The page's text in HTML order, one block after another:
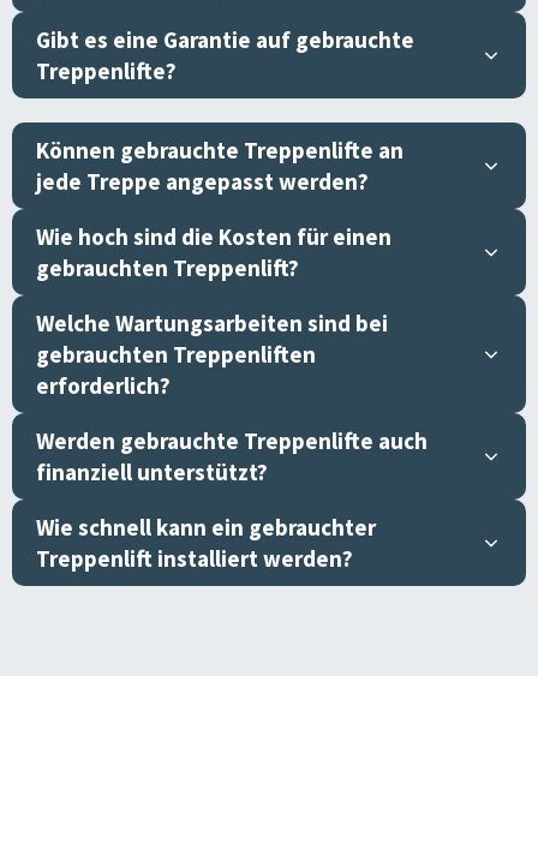
Gibt es eine Garantie auf gebrauchte
Treppenlifte?
Können gebrauchte Treppenlifte an
jede Treppe angepasst werden?
Wie hoch sind die Kosten für einen
gebrauchten Treppenlift?
Welche Wartungsarbeiten sind bei
gebrauchten Treppenliften
erforderlich?
Werden gebrauchte Treppenlifte auch
finanziell unterstützt?
Wie schnell kann ein gebrauchter
Treppenlift installiert werden?